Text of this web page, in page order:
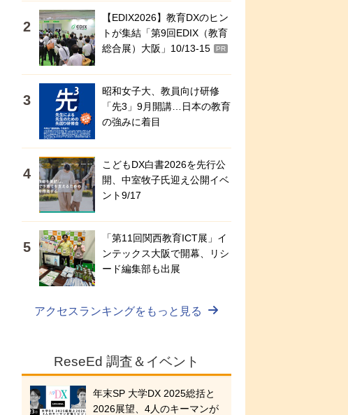
【EDIX2026】教育DXのヒン
トが集結「第9回EDIX（教育
総合展）大阪」10/13-15
PR
昭和女子大、教員向け研修
「先3」9月開講…日本の教育
の強みに着目
こどもDX白書2026を先行公
開、中室牧子氏迎え公開イベ
ント9/17
「第11回関西教育ICT展」イ
ンテックス大阪で開幕、リシ
ード編集部も出展
アクセスランキングをもっと見る
ReseEd 調査＆イベント
年末SP 大学DX 2025総括と
2026展望、4人のキーマンが